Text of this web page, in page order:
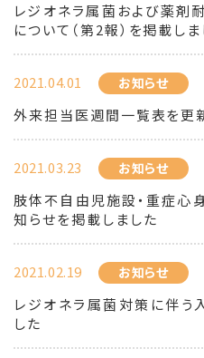
レジオネラ属菌および薬剤
について（第2報）を掲載しま
2021.04.01 お知らせ
外来担当医週間一覧表を更
2021.03.23 お知らせ
肢体不自由児施設・重症心
知らせを掲載しました
2021.02.19 お知らせ
レジオネラ属菌対策に伴う
した